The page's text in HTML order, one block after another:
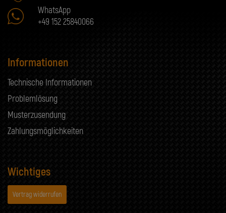
WhatsApp
+49 152 25840066
Informationen
Technische Informationen
Problemlösung
Musterzusendung
Zahlungsmöglichkeiten
Wichtiges
Vertrag widerrufen